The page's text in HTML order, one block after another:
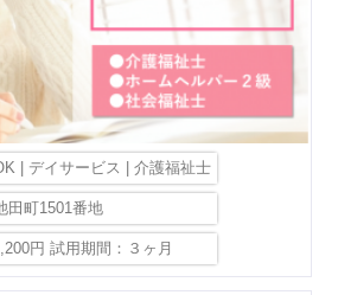
| デイサービス | 介護福祉士
田町1501番地
円 試用期間：３ヶ月